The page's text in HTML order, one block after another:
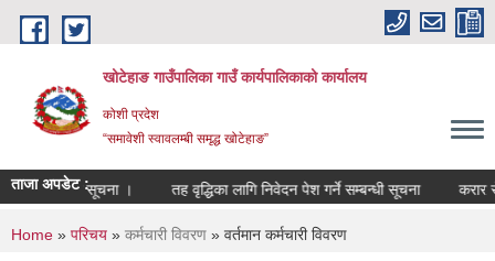
Skip to main content
खोटेहाङ गाउँपालिका गाउँ कार्यपालिकाको कार्यालय
कोशी प्रदेश
“समावेशी स्वावलम्बी समृद्ध खोटेहाङ”
ताजा अपडेट :
सूचना । तह वृद्धिका लागि निवेदन पेश गर्ने सम्बन्धी सूचना करार सेवा
You are here
Home » परिचय » कर्मचारी विवरण » वर्तमान कर्मचारी विवरण